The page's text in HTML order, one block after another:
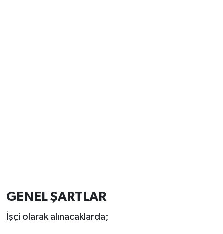
GENEL ŞARTLAR
İşçi olarak alınacaklarda;